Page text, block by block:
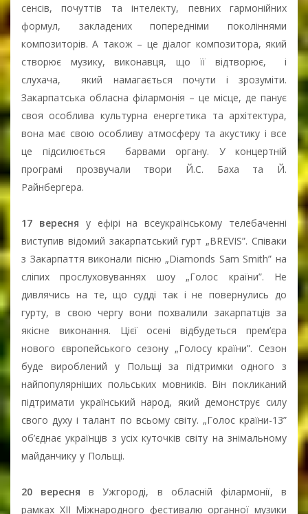
сенсів, почуттів та інтелекту, певних гармонійних
формул, закладених попередніми поколіннями
композиторів. А також – це діалог композитора, який
створює музику, виконавця, що її відтворює, і
слухача, який намагається почути і зрозуміти.
Закарпатська обласна філармонія – це місце, де панує
своя особлива культурна енергетика та архітектура,
вона має свою особливу атмосферу та акустику і все
це підсилюється барвами органу. У концертній
програмі прозвучали твори Й.С. Баха та Й.
Райнбергера.
17 вересня у ефірі на всеукраїнському телебаченні
виступив відомий закарпатський гурт „BREVIS”. Співаки
з Закарпаття виконали пісню „Diamonds Sam Smith” на
сліпих прослуховуваннях шоу „Голос країни”. Не
дивлячись на те, що судді так і не повернулись до
гурту, в свою чергу вони похвалили закарпатців за
якісне виконання. Цієї осені відбудеться прем’єра
нового європейського сезону „Голосу країни”. Сезон
буде вироблений у Польщі за підтримки одного з
найпопулярніших польських мовників. Він покликаний
підтримати український народ, який демонструє силу
свого духу і талант по всьому світу. „Голос країни-13”
об’єднає українців з усіх куточків світу на знімальному
майданчику у Польщі.
20 вересняв Ужгороді, в обласній філармонії, в
рамках ХІI Міжнародного фестивалю органної музики